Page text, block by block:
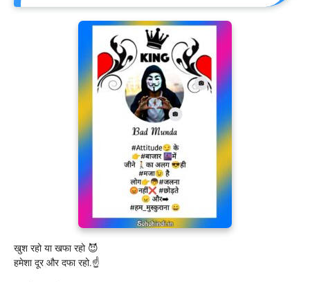
खुश रहो या खफा रहो 😈
हमेशा दूर और दफा रहो.☝️